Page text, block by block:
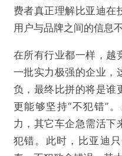
费者真正理解比亚迪在
用户与品牌之间的信息不
在所有行业都一样，越
一批实力极强的企业，
负，最终比拼的将是谁
更能够坚持“不犯错”
力，其它车企急需活下
犯错。此时，比亚迪